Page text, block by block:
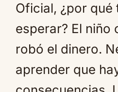
Oficial, ¿por qué
esperar? El niño
robó el dinero.
aprender que